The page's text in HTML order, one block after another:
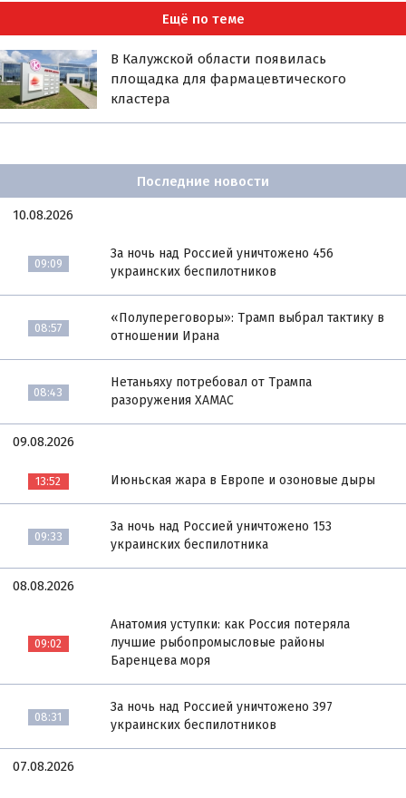
Ещё по теме
В Калужской области появилась
площадка для фармацевтического
кластера
Последние новости
10.08.2026
09:09
За ночь над Россией уничтожено 456
украинских беспилотников
08:57
«Полупереговоры»: Трамп выбрал тактику в
отношении Ирана
08:43
Нетаньяху потребовал от Трампа
разоружения ХАМАС
09.08.2026
13:52 Июньская жара в Европе и озоновые дыры
09:33
За ночь над Россией уничтожено 153
украинских беспилотника
08.08.2026
09:02
Анатомия уступки: как Россия потеряла
лучшие рыбопромысловые районы
Баренцева моря
08:31
За ночь над Россией уничтожено 397
украинских беспилотников
07.08.2026